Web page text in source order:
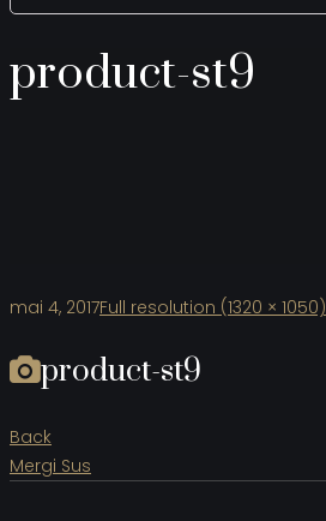
product-st9
mai 4, 2017Full resolution (1320 × 1050)
product-st9
Back
Mergi Sus